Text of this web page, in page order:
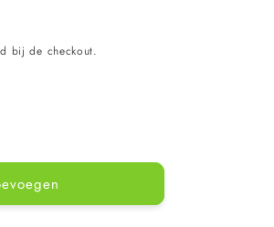
bij de checkout.